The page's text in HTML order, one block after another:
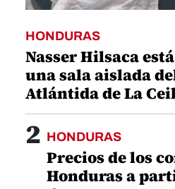
HONDURAS
Nasser Hilsaca
una sala aislada
Atlántida de La
2 HONDURAS
Precios de los
Honduras a